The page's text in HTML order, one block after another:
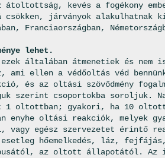
kevés a fogékony
járványok alakulhatnak
Franciaországban,
lehet.
általában átmenetiek és nem
ami ellen a védőoltás véd
és az oltási szövődmény
szerint csoportokba soroljuk.
oltottban; gyakori, ha 10
enyhe oltási reakciók, melyek
vagy egész szervezetet érintő
hőemelkedés, láz,
az oltott állapotától. Az